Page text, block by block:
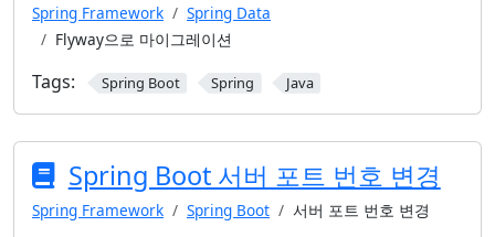
Spring Framework
Spring Data
Flyway으로 마이그레이션
Tags: Spring Boot Spring Java
Spring Boot 서버 포트 번호 변경
Spring Framework Spring Boot 서버 포트 번호 변경